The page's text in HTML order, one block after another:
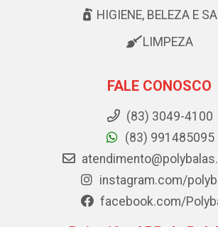
HIGIENE, BELEZA E
LIMPEZA
FALE CONOSCO
(83) 3049-4100
(83) 991485095
instagram.com/
facebook.com/